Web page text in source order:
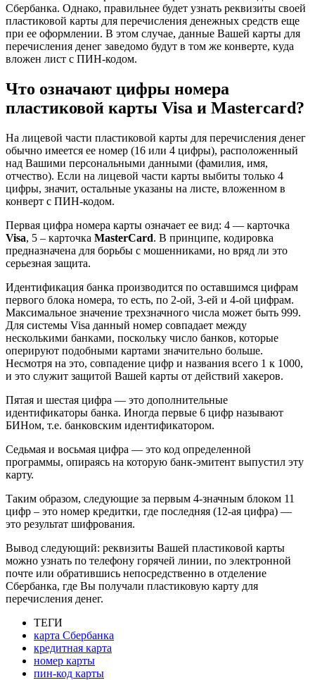
Сбербанка. Однако, правильнее будет узнать реквизиты своей
пластиковой карты для перечисления денежных средств еще
при ее оформлении. В этом случае, данные Вашей карты для
перечисления денег заведомо будут в том же конверте, куда
вложен лист с ПИН-кодом.
Что означают цифры номера
пластиковой карты Visa и Mastercard?
На лицевой части пластиковой карты для перечисления денег
обычно имеется ее номер (16 или 4 цифры), расположенный
над Вашими персональными данными (фамилия, имя,
отчество). Если на лицевой части карты выбиты только 4
цифры, значит, остальные указаны на листе, вложенном в
конверт с ПИН-кодом.
Первая цифра номера карты означает ее вид: 4 — карточка
Visa, 5 – карточка MasterCard. В принципе, кодировка
предназначена для борьбы с мошенниками, но вряд ли это
серьезная защита.
Идентификация банка производится по оставшимся цифрам
первого блока номера, то есть, по 2-ой, 3-ей и 4-ой цифрам.
Максимальное значение трехзначного числа может быть 999.
Для системы Visa данный номер совпадает между
несколькими банками, поскольку число банков, которые
оперируют подобными картами значительно больше.
Несмотря на это, совпадение цифр и названия всего 1 к 1000,
и это служит защитой Вашей карты от действий хакеров.
Пятая и шестая цифра — это дополнительные
идентификаторы банка. Иногда первые 6 цифр называют
БИНом, т.е. банковским идентификатором.
Седьмая и восьмая цифра — это код определенной
программы, опираясь на которую банк-эмитент выпустил эту
карту.
Таким образом, следующие за первым 4-значным блоком 11
цифр – это номер кредитки, где последняя (12-ая цифра) —
это результат шифрования.
Вывод следующий: реквизиты Вашей пластиковой карты
можно узнать по телефону горячей линии, по электронной
почте или обратившись непосредственно в отделение
Сбербанка, где Вы получали пластиковую карту для
перечисления денег.
ТЕГИ
карта Сбербанка
кредитная карта
номер карты
пин-код карты